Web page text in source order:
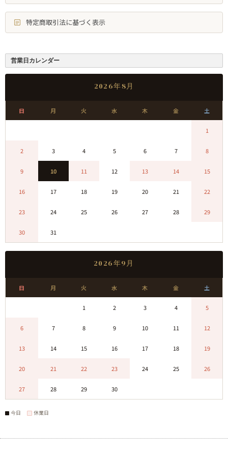
特定商取引法に基づく表示
営業日カレンダー
2026年8月
日 月 火 水 木 金 土
1
2 3 4 5 6 7 8
9 10 11 12 13 14 15
16 17 18 19 20 21 22
23 24 25 26 27 28 29
30 31
2026年9月
日 月 火 水 木 金 土
1 2 3 4 5
6 7 8 9 10 11 12
13 14 15 16 17 18 19
20 21 22 23 24 25 26
27 28 29 30
今日 休業日